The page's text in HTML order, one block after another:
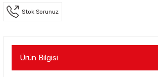
Stok Sorunuz
Ürün Bilgisi